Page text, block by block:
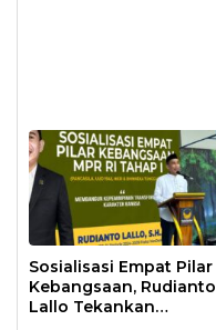
Sosialisasi Empat Pilar
Kebangsaan, Rudianto
Lallo Tekankan